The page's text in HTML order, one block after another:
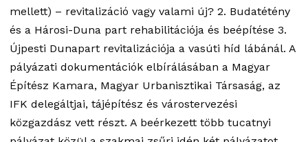
mellett) – revitalizáció vagy valami új? 2. Budatétény
és a Hárosi-Duna part rehabilitációja és beépítése 3.
Újpesti Dunapart revitalizációja a vasúti híd lábánál. A
pályázati dokumentációk elbírálásában a Magyar
Építész Kamara, Magyar Urbanisztikai Társaság, az
IFK delegáltjai, tájépítész és várostervezési
közgazdász vett részt. A beérkezett több tucatnyi